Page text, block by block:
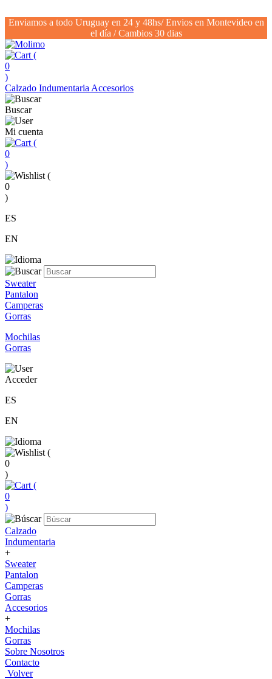
Enviamos a todo Uruguay en 24 y 48hs/ Envios en Montevideo en
el día / Cambios 30 dias
(
0
)
Calzado Indumentaria Accesorios
Buscar
Mi cuenta
(
0
)
(
0
)
ES
EN
Sweater
Pantalon
Camperas
Gorras
Mochilas
Gorras
Acceder
ES
EN
(
0
)
(
0
)
Calzado
Indumentaria
+
Sweater
Pantalon
Camperas
Gorras
Accesorios
+
Mochilas
Gorras
Sobre Nosotros
Contacto
Volver